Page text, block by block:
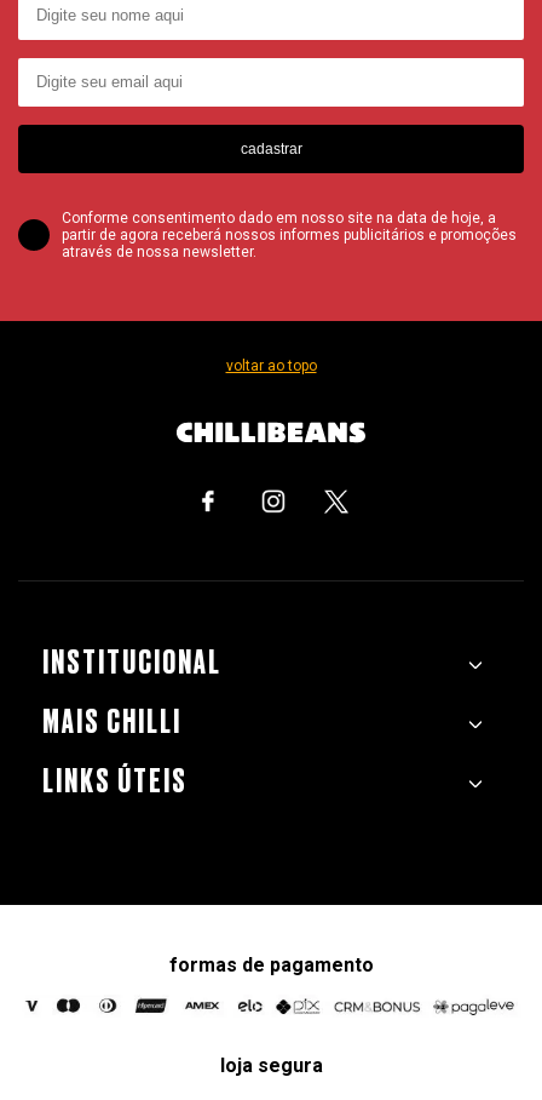
cadastrar
Conforme consentimento dado em nosso site na data de hoje, a
partir de agora receberá nossos informes publicitários e promoções
através de nossa newsletter.
voltar ao topo
INSTITUCIONAL
MAIS CHILLI
LINKS ÚTEIS
formas de pagamento
loja segura